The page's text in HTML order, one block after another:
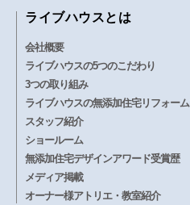
ライブハウスとは
会社概要
ライブハウスの5つのこだわり
3つの取り組み
ライブハウスの無添加住宅リフォー
スタッフ紹介
ショールーム
無添加住宅デザインアワード受賞歴
メディア掲載
オーナー様アトリエ・教室紹介